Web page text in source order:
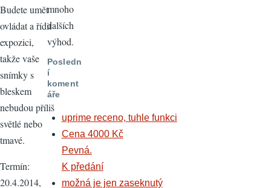
Budete umět
ovládat a řídit
expozici,
takže vaše
snímky s
bleskem
nebudou příliš
světlé nebo
tmavé.
Termín:
20.4.2014,
mnoho
dalších
výhod.
Posledn
í
koment
áře
uprime receno, tuhle funkci
Cena 4000 Kč
Pevná.
K předání
možná je jen zaseknutý